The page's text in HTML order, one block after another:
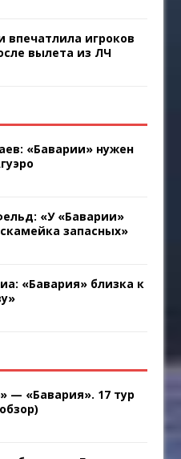
впечатлила игроков
вылета из ЛЧ
«Баварии» нужен
«У «Баварии»
запасных»
«Бавария» близка к
— «Бавария». 17 тур